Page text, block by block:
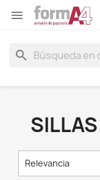

search
Relevancia